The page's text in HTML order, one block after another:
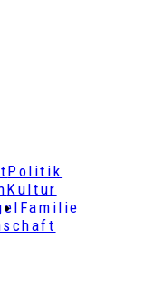
Politik
Kultur
Familie